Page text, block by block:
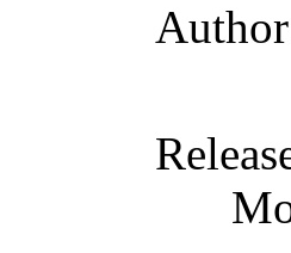
Author